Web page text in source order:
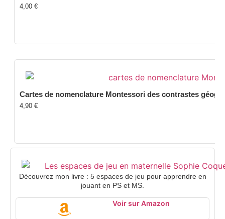
4,00 €
Cartes de nomenclature Montessori des contrastes
4,90 €
Découvrez mon livre : 5 espaces de jeu pour apprendre en
jouant en PS et MS.
Voir sur Amazon